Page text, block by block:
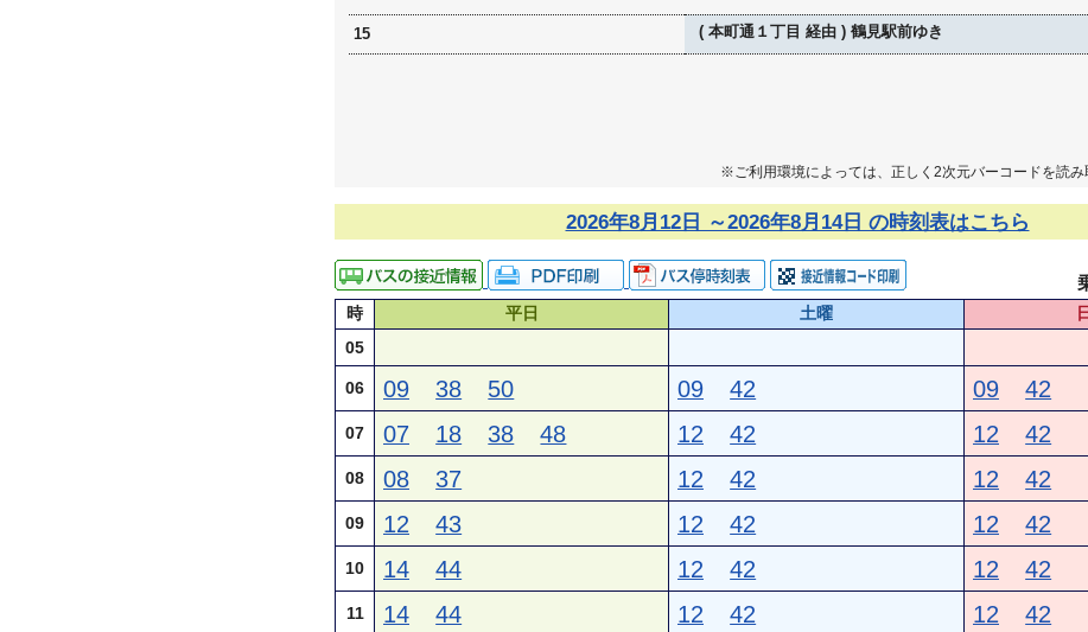
15 ( 本町通１丁目 経由 ) 鶴見駅前ゆき
※ご利用環境によっては、正しく2次元バーコードを読み
2026年8月12日 ～2026年8月14日 の時刻表はこちら
時 平日 土曜
05
06 09 38 50 09 42 09 42
07 07 18 38 48 12 42 12 42
08 08 37 12 42 12 42
09 12 43 12 42 12 42
10 14 44 12 42 12 42
11 14 44 12 42 12 42